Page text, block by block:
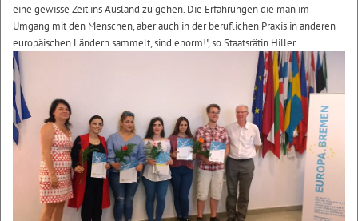
eine gewisse Zeit ins Ausland zu gehen. Die Erfahrungen die man im
Umgang mit den Menschen, aber auch in der beruflichen Praxis in anderen
europäischen Ländern sammelt, sind enorm!", so Staatsrätin Hiller.